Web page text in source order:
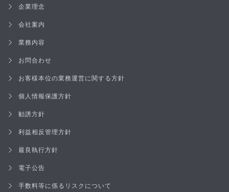
企業理念
会社案内
業務内容
お問合わせ
お客様本位の業務運営に関する方針
個人情報保護方針
勧誘方針
利益相反管理方針
最良執行方針
電子公告
手数料等に係るリスクについて